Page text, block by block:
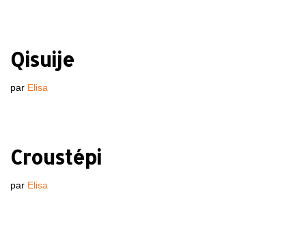
Qisuije
par Elisa
Croustépi
par Elisa